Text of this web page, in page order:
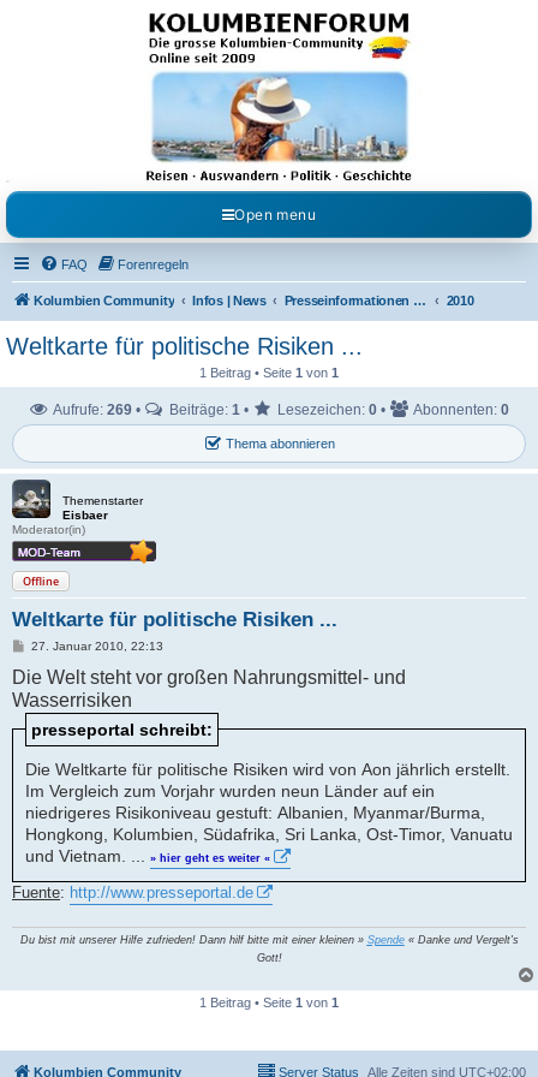
Kolumbienforum - Das
grosse Forum der
Freunde Kolumbiens
Reisen, Auswandern, Kultur, Politik, Geschichte und Visum in Kolumbien und Venezuela.
Austausch, Erfahrungen und Gemeinschaft im Kolumbienforum
Open menu
FAQ Forenregeln
Kolumbien Community Infos | News Presseinformationen & Neuigkeiten 2010
Weltkarte für politische Risiken ...
1 Beitrag • Seite 1 von 1
Thema abonnieren
Aufrufe: 269 • Beiträge: 1 • Lesezeichen: 0 • Abonnenten: 0
Themenstarter
Eisbaer
Moderator(in)
Offline
Weltkarte für politische Risiken ...
B
i
t
r
a
g
27. Januar 2010, 22:13
Die Welt steht vor großen Nahrungsmittel- und
Wasserrisiken
presseportal schreibt:
Die Weltkarte für politische Risiken wird von Aon jährlich erstellt.
Im Vergleich zum Vorjahr wurden neun Länder auf ein
niedrigeres Risikoniveau gestuft: Albanien, Myanmar/Burma,
Hongkong, Kolumbien, Südafrika, Sri Lanka, Ost-Timor, Vanuatu
und Vietnam. ...
» hier geht es weiter «
Fuente: http://www.presseportal.de
Du bist mit unserer Hilfe zufrieden! Dann hilf bitte mit einer kleinen » Spende« Danke und Vergelt's
Gott!
1 Beitrag • Seite 1 von 1
Kolumbien Community Alle Zeiten sind UTC+02:00
Server Status